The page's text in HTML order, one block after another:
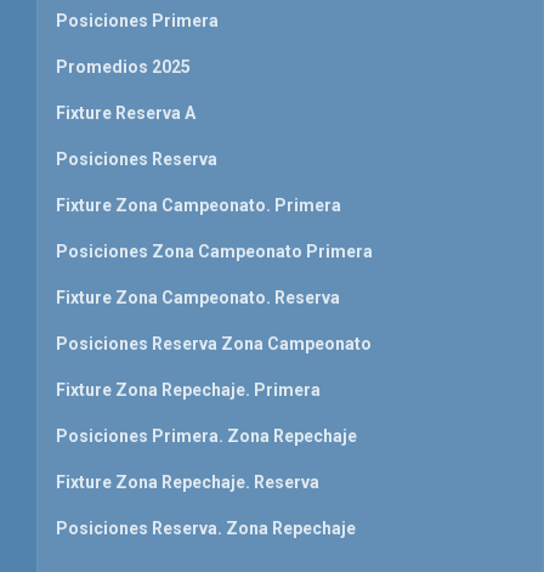
Posiciones Primera
Promedios 2025
Fixture Reserva A
Posiciones Reserva
Fixture Zona Campeonato. Primera
Posiciones Zona Campeonato Primera
Fixture Zona Campeonato. Reserva
Posiciones Reserva Zona Campeonato
Fixture Zona Repechaje. Primera
Posiciones Primera. Zona Repechaje
Fixture Zona Repechaje. Reserva
Posiciones Reserva. Zona Repechaje